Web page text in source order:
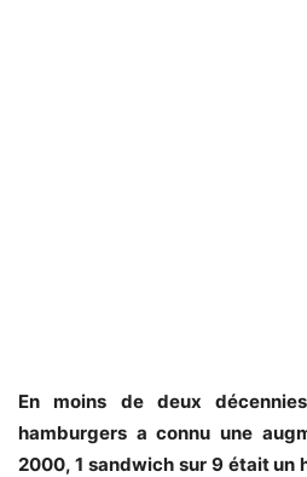
En moins de deux
hamburgers a connu une
2000, 1 sandwich sur 9 était un